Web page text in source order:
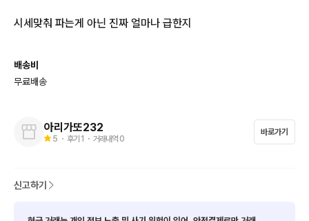
시세맞춰 파는게 아닌 진짜 얼마나 급한지
배송비
무료배송
아리가또232
5 ・ 후기 1 ・ 거래내역 0
바로가기
신고하기